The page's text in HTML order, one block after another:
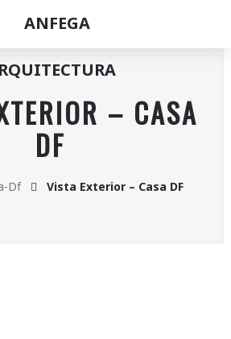
– CASA
DF
Df Vista Exterior – Casa DF